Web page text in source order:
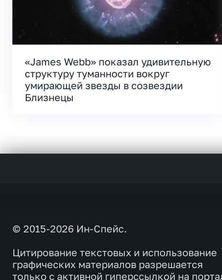
«James Webb» показал удивительную
структуру туманности вокруг
умирающей звезды в созвездии
Близнецы
© 2015-2026 Ин-Спейс.
Цитирование текстовых и использование
графических материалов разрешается
только с активной гиперссылкой на